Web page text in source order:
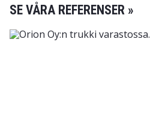
SE VÅRA REFERENSER »